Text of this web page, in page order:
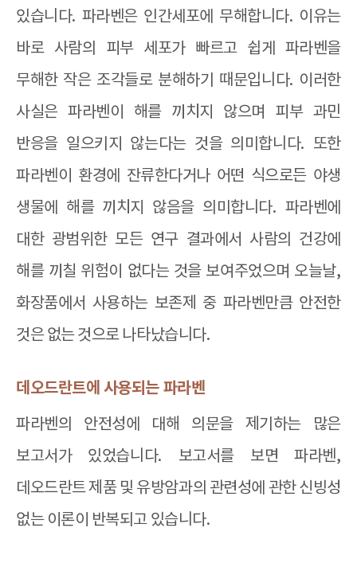
있습니다. 파라벤은 인간세포에 무해합니다. 이유는
바로 사람의 피부 세포가 빠르고 쉽게 파라벤을
무해한 작은 조각들로 분해하기 때문입니다. 이러한
사실은 파라벤이 해를 끼치지 않으며 피부 과민
반응을 일으키지 않는다는 것을 의미합니다. 또한
파라벤이 환경에 잔류한다거나 어떤 식으로든 야생
생물에 해를 끼치지 않음을 의미합니다. 파라벤에
대한 광범위한 모든 연구 결과에서 사람의 건강에
해를 끼칠 위험이 없다는 것을 보여주었으며 오늘날,
화장품에서 사용하는 보존제 중 파라벤만큼 안전한
것은 없는 것으로 나타났습니다.
데오드란트에 사용되는 파라벤
파라벤의 안전성에 대해 의문을 제기하는 많은
보고서가 있었습니다. 보고서를 보면 파라벤,
데오드란트 제품 및 유방암과의 관련성에 관한 신빙성
없는 이론이 반복되고 있습니다.